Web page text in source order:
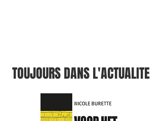
TOUJOURS DANS L'ACTUALITE